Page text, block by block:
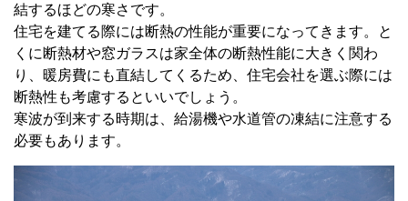
結するほどの寒さです。
住宅を建てる際には断熱の性能が重要になってきます。と
くに断熱材や窓ガラスは家全体の断熱性能に大きく関わ
り、暖房費にも直結してくるため、住宅会社を選ぶ際には
断熱性も考慮するといいでしょう。
寒波が到来する時期は、給湯機や水道管の凍結に注意する
必要もあります。